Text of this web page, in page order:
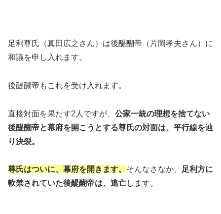
足利尊氏（真田広之さん）は後醍醐帝（片岡孝夫さん）に
和議を申し入れます。
後醍醐帝もこれを受け入れます。
直接対面を果たす2人ですが、 公家一統の理想を捨てない
後醍醐帝と幕府を開こうとする尊氏の対面は、平行線を辿
り決裂。
尊氏はついに、幕府を開きます。 そんなさなか、
足利方に
軟禁されていた後醍醐帝は、逃亡します。